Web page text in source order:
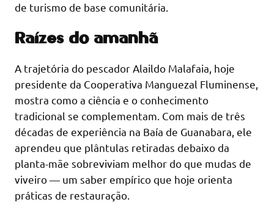
de turismo de base comunitária.
Raízes do amanhã
A trajetória do pescador Alaildo Malafaia, hoje
presidente da Cooperativa Manguezal Fluminense,
mostra como a ciência e o conhecimento
tradicional se complementam. Com mais de três
décadas de experiência na Baía de Guanabara, ele
aprendeu que plântulas retiradas debaixo da
planta-mãe sobreviviam melhor do que mudas de
viveiro — um saber empírico que hoje orienta
práticas de restauração.